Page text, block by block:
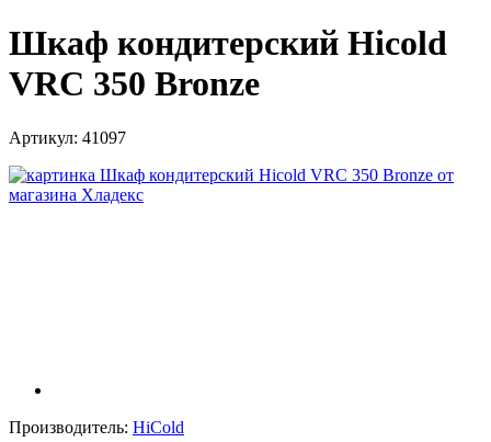
Шкаф кондитерский Hicold
VRC 350 Bronze
Артикул: 41097
Производитель: HiCold